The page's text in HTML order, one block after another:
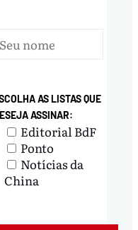
AS LISTAS QUE
ASSINAR:
Editorial BdF
Ponto
Notícias da
China